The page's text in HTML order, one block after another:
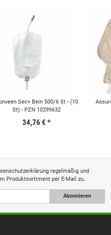
Sec+ Bein 500/6 St - (10
St) - PZN 10299632
34,76 € *
regelmäßig und
Produktsortiment per E-Mail zu.
Abonnieren